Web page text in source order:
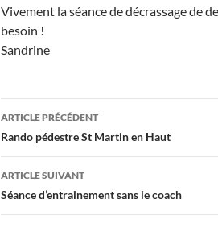
Vivement la séance de décrassage de
besoin !
Sandrine
Navigation
des
articles
ARTICLE PRÉCÉDENT
Rando pédestre St Martin en Haut
ARTICLE SUIVANT
Séance d’entrainement sans le coach